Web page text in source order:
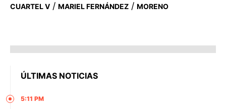
CUARTEL V / MARIEL FERNÁNDEZ / MORENO
ÚLTIMAS NOTICIAS
5:11 PM